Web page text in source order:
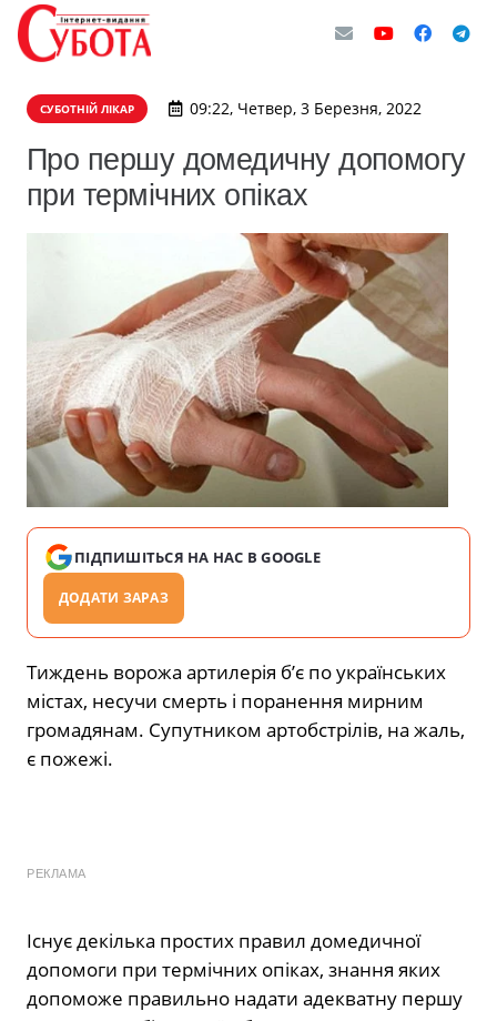
СУБОТНІЙ ЛІКАР 09:22, Четвер, 3 Березня, 2022
Про першу домедичну допомогу
при термічних опіках
ПІДПИШІТЬСЯ НА НАС В GOOGLE
ДОДАТИ ЗАРАЗ
Тиждень ворожа артилерія б’є по українських
містах, несучи смерть і поранення мирним
громадянам. Супутником артобстрілів, на жаль,
є пожежі.
РЕКЛАМА
Існує декілька простих правил домедичної
допомоги при термічних опіках, знання яких
допоможе правильно надати адекватну першу